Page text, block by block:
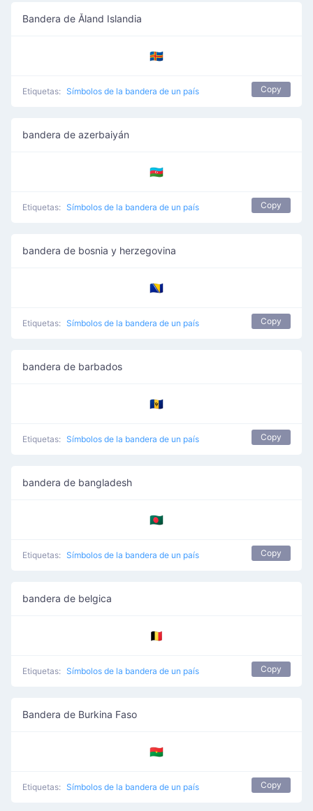
Bandera de Åland Islandia
🇦🇽
Etiquetas: Símbolos de la bandera de un país Copy
bandera de azerbaiyán
🇦🇿
Etiquetas: Símbolos de la bandera de un país Copy
bandera de bosnia y herzegovina
🇧🇦
Etiquetas: Símbolos de la bandera de un país Copy
bandera de barbados
🇧🇧
Etiquetas: Símbolos de la bandera de un país Copy
bandera de bangladesh
🇧🇩
Etiquetas: Símbolos de la bandera de un país Copy
bandera de belgica
🇧🇪
Etiquetas: Símbolos de la bandera de un país Copy
Bandera de Burkina Faso
🇧🇫
Etiquetas: Símbolos de la bandera de un país Copy